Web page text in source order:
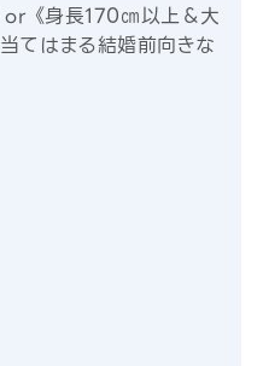
《身長170㎝以上＆大
てはまる結婚前向きな